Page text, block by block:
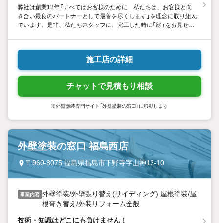
弊社は創業13年「すべてはお客様のために 私たちは、お客様と向
き合い最良のパートナーとして最善を尽くします」を理念に取り組ん
でいます。是非、私たちスタッフに、完工した時に「顔」をお見せく
施工店の詳細
チャットで見積もり相談
※外壁塗装専門サイト「外壁塗装の窓口」に移動します
外壁塗装の窓口 福島西店
〒960-8075 福島県福島市下野寺字山神13-10
事業内容 外壁塗装/外壁張り替え(サイディング) 屋根塗装/屋
根葺き替え/外装リフォーム全般
技術・知識はどこにも負けません！